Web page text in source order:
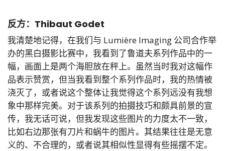
反方：Thibaut Godet
我清楚地记得，在我们与 Lumière Imaging 公司合作举
办的黑白摄影比赛中，我看到了鲁道夫系列作品中的一
幅，画面上是两个海胆放在秤上。虽然当时我对这幅作
品表示赞赏，但当我看到整个系列作品时，我的热情被
浇灭了，或者说这个整体让我觉得这个系列远没有我想
象中那样完美。对于该系列的拍摄技巧和颇具前景的宣
传，我无话可说，但我发现这些图片的力度太不一致，
比如右边那张有刀片和蜗牛的图片。其结果往往是无意
义的、不合理的，或者说其相似性显得有些摇摆不定。